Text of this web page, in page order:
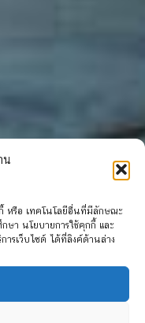
น
หรือ เทคโนโลยีอื่นที่มีลักษณะ
ษา นโยบายการใช้คุกกี้ และ
รเว็บไซต์ ได้ที่ลิงค์ด้านล่าง